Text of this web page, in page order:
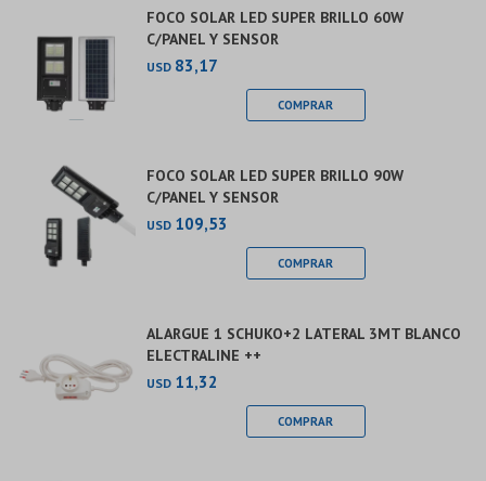
FOCO SOLAR LED SUPER BRILLO 60W
C/PANEL Y SENSOR
USD 83,17
FOCO SOLAR LED SUPER BRILLO 90W
C/PANEL Y SENSOR
USD 109,53
ALARGUE 1 SCHUKO+2 LATERAL 3MT BLANCO
ELECTRALINE ++
USD 11,32